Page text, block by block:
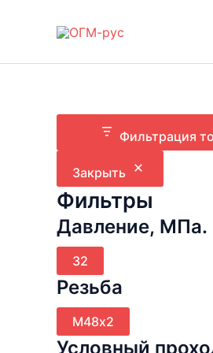
Фильтрация
Закрыть
Фильтры
Давление, МПа.
в
н
и
32
Резьба
з
М48х2
Условный